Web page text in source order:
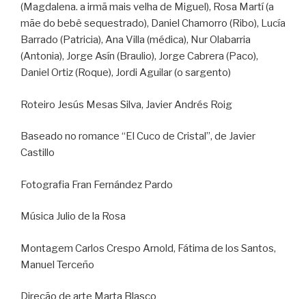
(Magdalena. a irmã mais velha de Miguel), Rosa Martí (a
mãe do bebê sequestrado), Daniel Chamorro (Ribo), Lucía
Barrado (Patricia), Ana Villa (médica), Nur Olabarria
(Antonia), Jorge Asín (Braulio), Jorge Cabrera (Paco),
Daniel Ortiz (Roque), Jordi Aguilar (o sargento)
Roteiro Jesús Mesas Silva, Javier Andrés Roig
Baseado no romance “El Cuco de Cristal”, de Javier
Castillo
Fotografia Fran Fernández Pardo
Música Julio de la Rosa
Montagem Carlos Crespo Arnold, Fátima de los Santos,
Manuel Terceño